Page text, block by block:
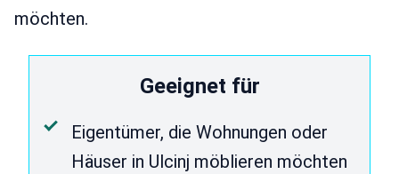
möchten.
Geeignet für
Eigentümer, die Wohnungen oder
Häuser in Ulcinj möblieren möchten